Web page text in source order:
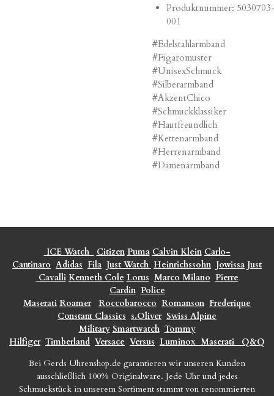
Produktnummer:
001
#Edelstahlarmband
#Figaromuster
#UnisexSchmuck
#Silberarmband
#AkzentChico
#Schmuckklassiker
#Hautfreundlich
#Kettenarmband
#Herrenarmband
#Damenarmband
ICE Watch Citizen Puma Calvin Klein Carlo-
Cantinaro Adidas Fila Just Watch Heinrichssohn Jowissa Just
Cavalli Kenneth Cole Lorus Marco Milano Pierre
Cardin Police
Maserati Roamer Roccobarocco Romanson Frederique
Constant Classics s.Oliver Swiss Alpine
Military Smartwatch Tommy
Hilfiger Timberland Versace Versus Luminox Maserati
Q&Q
Bei Gerds Uhrenshop.de garantieren wir unseren Kunden
ausschließlich 100% Originalware. Jede Uhr und jedes
Schmuckstück in unserem Sortiment stammt von renommierten